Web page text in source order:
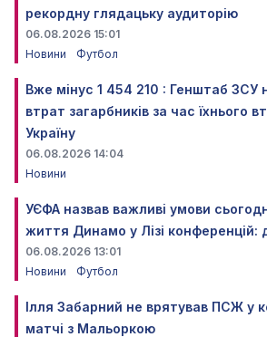
рекордну глядацьку аудиторію
06.08.2026 15:01
Новини
Футбол
Вже мінус 1 454 210 : Генштаб ЗСУ
втрат загарбників за час їхнього
Україну
06.08.2026 14:04
Новини
УЄФА назвав важливі умови
життя Динамо у Лізі конференцій:
06.08.2026 13:01
Новини
Футбол
Ілля Забарний не врятував ПСЖ у
матчі з Мальоркою